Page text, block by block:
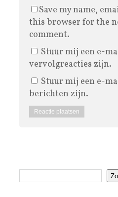
Save my name,
this browser for the
comment.
Stuur mij een e-
vervolgreacties zijn.
Stuur mij een e-
berichten zijn.